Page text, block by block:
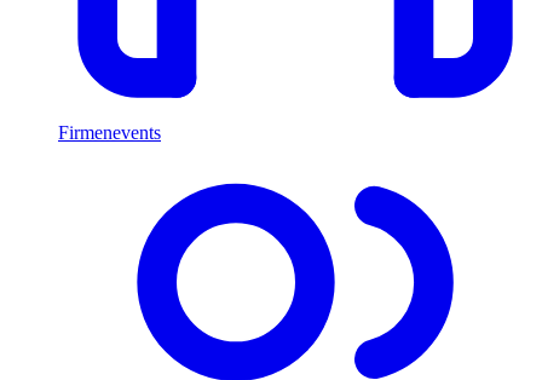
Firmenevents